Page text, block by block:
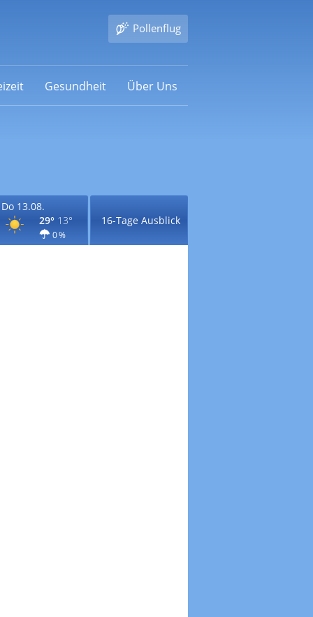
Pollenflug
Gesundheit Über Uns
Do 13.08.
29° 13°
0 %
16-Tage Ausblick